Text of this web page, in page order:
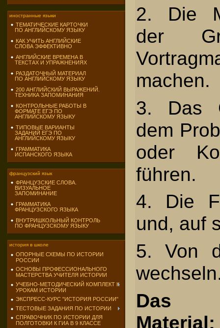
иностранные языки
ТЕМАТИЧЕСКИЕ КАРТОЧКИ
ПО АНГЛИЙСКОМУ ЯЗЫКУ
КАК УЧИТЬ АНГЛИЙСКИЕ
СЛОВА ЭФФЕКТИВНО
АНГЛИЙСКИЕ ВРЕМЕНА В
ТЕКСТАХ И УПРАЖНЕНИЯХ
РАЗДАТОЧНЫЙ МАТЕРИАЛ
ПО АНГЛИЙСКОМУ ЯЗЫКУ
200 АНГЛИЙСКИЙ ВЫРАЖЕНИЙ.
ТЕХНИКА ЗАПОМИНАНИЯ
КОНТРОЛЬНЫЕ РАБОТЫ В
ФОРМАТЕ ЕГЭ ПО
АНГЛИЙСКОМУ ЯЗЫКУ
ТИПОВЫЕ ВАРИАНТЫ
ЗАДАНИЙ ЕГЭ ПО
АНГЛИЙСКОМУ ЯЗЫКУ
ГРАММАТИКА
ИСПАНСКОГО ЯЗЫКА
французский язык
ФРАНЦУЗСКИЕ СЛОВА.
ВИЗУАЛЬНОЕ
ЗАПОМИНАНИЕ
ГРАММАТИКА
ФРАНЦУЗСКОГО ЯЗЫКА
ВНУТРИШКОЛЬНЫЙ КОНТРОЛЬ
ПО ФРАНЦУЗСКОМУ ЯЗЫКУ
история в школе
ОПОРНЫЕ СХЕМЫ ПО ИСТОРИИ
РОССИИ
ОСНОВЫ ПРОФЕССИОНАЛЬНОГО
МАСТЕРСТВА УЧИТЕЛЯ ИСТОРИИ
УЧЕБНО-МЕТОДИЧЕСКИЙ КОМПЛЕКТ К
УРОКАМ ИСТОРИИ
ЭКСПРЕСС-КУРС "ИСТОРИЯ РОССИИ"
ТЕСТОВЫЕ ЗАДАНИЯ ПО ИСТОРИИ
СПРАВОЧНИК ПО ИСТОРИИ ДЛЯ
ПОЛГОТОВКИ К ГИА В 9 КЛАССЕ
2. Die
der
machen.
3. Das
dem
oder
führen.
4. Die
und, auf
5. Von
Das
Material: